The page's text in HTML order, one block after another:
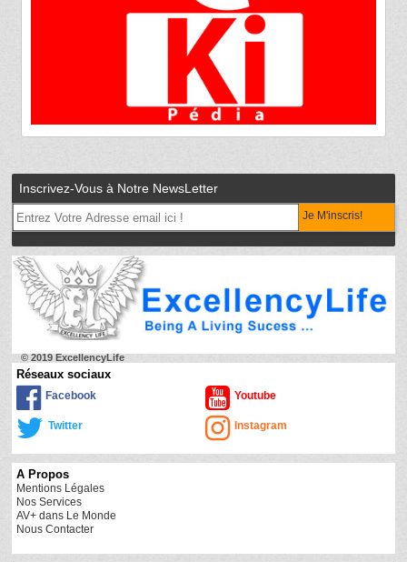
Inscrivez-Vous à Notre NewsLetter
Je M'inscris!
© 2019 ExcellencyLife
Réseaux sociaux
Facebook Youtube
Twitter Instagram
A Propos
Mentions Légales
Nos Services
AV+ dans Le Monde
Nous Contacter